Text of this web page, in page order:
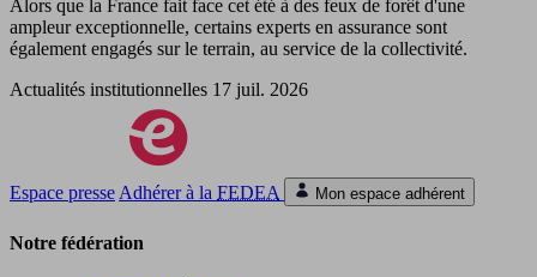
Alors que la France fait face cet été à des feux de forêt d'une
ampleur exceptionnelle, certains experts en assurance sont
également engagés sur le terrain, au service de la collectivité.
Actualités institutionnelles 17 juil. 2026
Espace presseAdhérer à la FEDEA Mon espace adhérent
Notre fédération